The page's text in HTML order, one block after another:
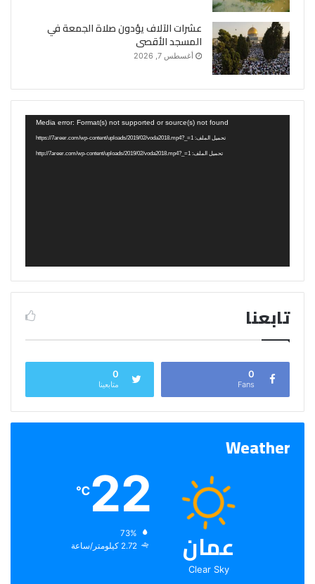
عشرات الآلاف يؤدون صلاة الجمعة في
المسجد الأقصى
أغسطس 7, 2026
Media error: Format(s) not supported or source(s) not found
تحميل الملف: https://7areer.com/wp-content/uploads/2019/02/voda2018.mp4?_=1
تحميل الملف: http://7areer.com/wp-content/uploads/2019/02/voda2018.mp4?_=1
تابعنا
0
Fans
0
متابعينا
Weather
عمان
Clear Sky
22
℃
الرطوبة:
الرياح: